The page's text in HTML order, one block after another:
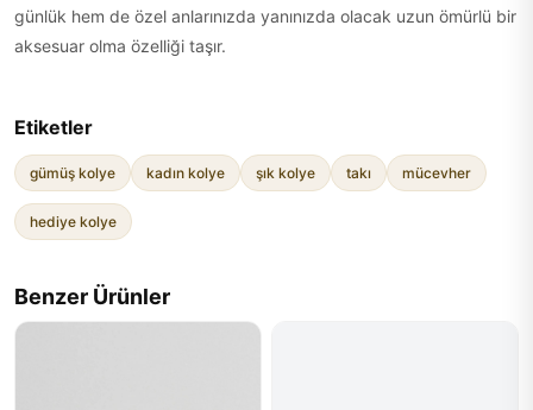
günlük hem de özel anlarınızda yanınızda olacak uzun ömürlü bir
aksesuar olma özelliği taşır.
Etiketler
gümüş kolye kadın kolye şık kolye takı mücevher
hediye kolye
Benzer Ürünler